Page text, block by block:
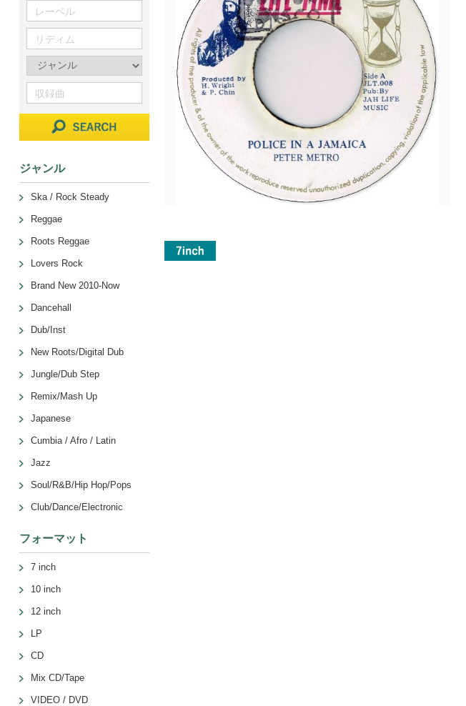
ジャンル
Ska / Rock Steady
Reggae
Roots Reggae
Lovers Rock
Brand New 2010-Now
Dancehall
Dub/Inst
New Roots/Digital Dub
Jungle/Dub Step
Remix/Mash Up
Japanese
Cumbia / Afro / Latin
Jazz
Soul/R&B/Hip Hop/Pops
Club/Dance/Electronic
フォーマット
7 inch
10 inch
12 inch
LP
CD
Mix CD/Tape
VIDEO / DVD